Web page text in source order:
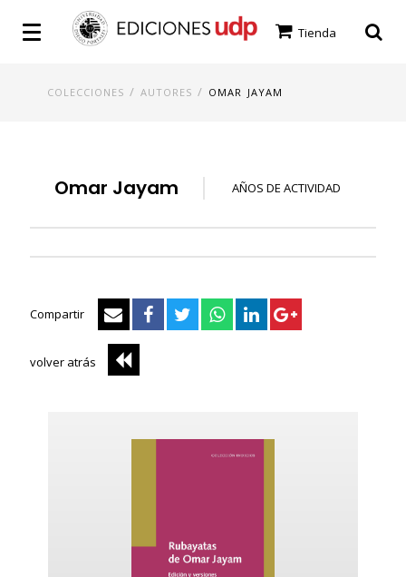
Tienda
COLECCIONES /AUTORES / OMAR JAYAM
Omar Jayam AÑOS DE ACTIVIDAD
Compartir
volver atrás